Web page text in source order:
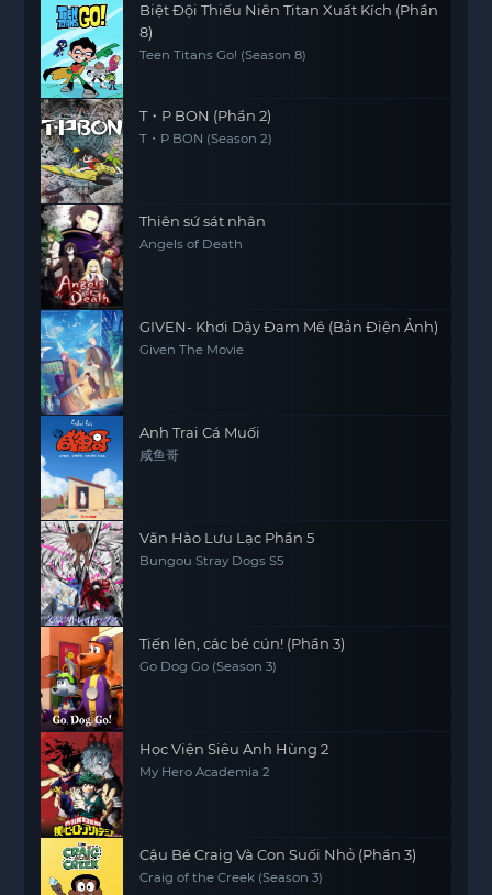
Biệt Đội Thiếu Niên Titan Xuất Kích (Phần
8)
Teen Titans Go! (Season 8)
T・P BON (Phần 2)
T・P BON (Season 2)
Thiên sứ sát nhân
Angels of Death
GIVEN- Khơi Dậy Đam Mê (Bản Điện Ảnh)
Given The Movie
Anh Trai Cá Muối
咸鱼哥
Văn Hào Lưu Lạc Phần 5
Bungou Stray Dogs S5
Tiến lên, các bé cún! (Phần 3)
Go Dog Go (Season 3)
Học Viện Siêu Anh Hùng 2
My Hero Academia 2
Cậu Bé Craig Và Con Suối Nhỏ (Phần 3)
Craig of the Creek (Season 3)